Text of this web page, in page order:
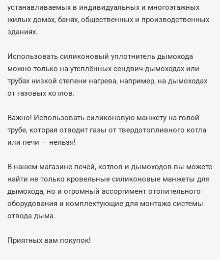
устанавливаемых в индивидуальных и многоэтажных
жилых домах, банях, общественных и производственных
зданиях.
Использовать силиконовый уплотнитель дымохода
можно только на утеплённых сендвич-дымоходах или
трубах низкой степени нагрева, например, на дымоходах
от газовых котлов.
Важно! Использовать силиконовую манжету на голой
трубе, которая отводит газы от твердотопливного котла
или печи — нельзя!
В нашем магазине печей, котлов и дымоходов вы можете
найти не только кровельные силиконовые манжеты для
дымохода, но и огромный ассортимент отопительного
оборудования и комплектующие для монтажа системы
отвода дыма.
Приятных вам покупок!